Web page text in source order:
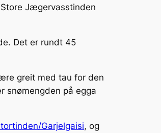
Jægervasstinden
Det er rundt 45
greit med tau for den
snømengden på egga
Garjelgaisi, og